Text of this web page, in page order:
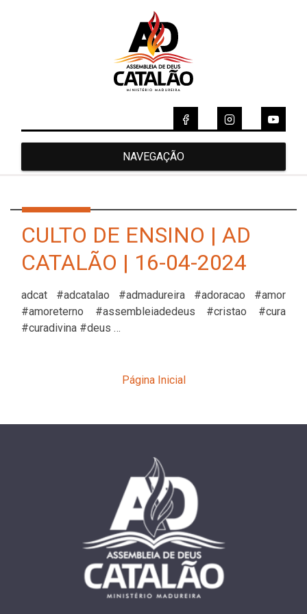
NAVEGAÇÃO
CULTO DE ENSINO | AD
CATALÃO | 16-04-2024
adcat #adcatalao #admadureira #adoracao #amor
#amoreterno #assembleiadedeus #cristao #cura
#curadivina #deus …
Página Inicial